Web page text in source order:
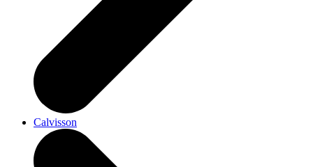
Calvisson